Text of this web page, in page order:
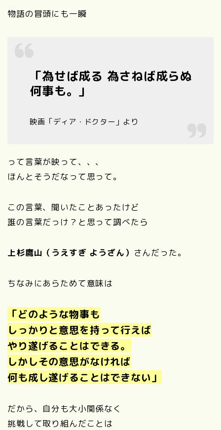
物語の冒頭にも一瞬
「為せば成る 為さねば成らぬ
何事も。」
映画「ディア・ドクター」より
って言葉が映って、、、
ほんとそうだなって思って。
この言葉、聞いたことあったけど
誰の言葉だっけ？と思って調べたら
上杉鷹山（うえすぎ ようざん） さんだった。
ちなみにあらためて意味は
「どのような物事も
しっかりと意思を持って行えば
やり遂げることはできる。
しかしその意思がなければ
何も成し遂げることはできない」
だから、自分も大小関係なく
挑戦して取り組んだことは